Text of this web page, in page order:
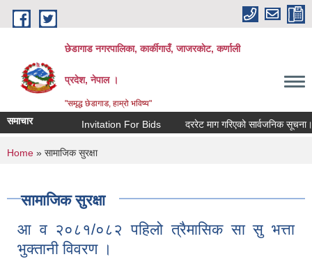
Skip to main content
छेडागाड नगरपालिका, कार्कीगाउँ, जाजरकाेट, कर्णाली
प्रदेश, नेपाल ।
"समृद्ध छेडागाड, हाम्रो भविष्य"
समाचार Invitation For Bids दररेट माग गरिएको सार्वजनिक सूचना।
You are here
Home » सामाजिक सुरक्षा
सामाजिक सुरक्षा
आ व २०८१/०८२ पहिलो त्रैमासिक सा सु भत्ता
भुक्तानी विवरण ।